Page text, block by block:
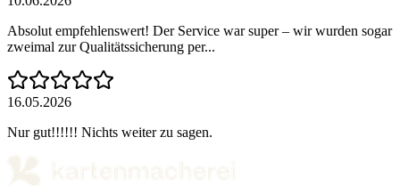
Absolut empfehlenswert! Der Service war super – wir wurden sogar
zweimal zur Qualitätssicherung per...
16.05.2026
Nur gut!!!!!! Nichts weiter zu sagen.